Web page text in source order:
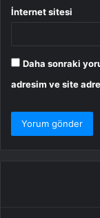
İnternet sitesi
Daha sonraki
adresim ve site